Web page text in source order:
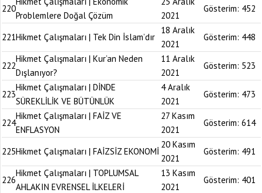
220
Problemlere Doğal Çözüm
2021
Gösterim: 452
221Hikmet Çalışmaları | Tek Din İslam’dır
18 Aralık
2021
Gösterim: 448
222
Hikmet Çalışmaları | Kur’an Neden
Dışlanıyor?
11 Aralık
2021
Gösterim: 523
223
Hikmet Çalışmaları | DİNDE
SÜREKLİLİK VE BÜTÜNLÜK
4 Aralık
2021
Gösterim: 473
224
Hikmet Çalışmaları | FAİZ VE
ENFLASYON
27 Kasım
2021
Gösterim: 614
225Hikmet Çalışmaları | FAİZSİZ EKONOMİ
20 Kasım
2021
Gösterim: 491
226
Hikmet Çalışmaları | TOPLUMSAL
AHLAKIN EVRENSEL İLKELERİ
13 Kasım
2021
Gösterim: 401